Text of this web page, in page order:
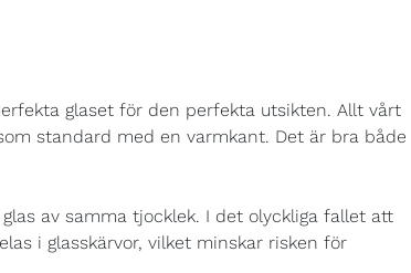
glaset för den perfekta utsikten. Allt vårt
standard med en varmkant. Det är bra både
av samma tjocklek. I det olyckliga fallet att
i glasskärvor, vilket minskar risken för